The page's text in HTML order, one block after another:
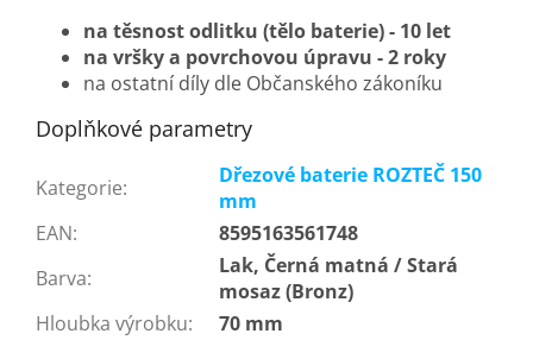
na těsnost odlitku (tělo baterie) - 10 let
na vršky a povrchovou úpravu - 2 roky
na ostatní díly dle Občanského zákoníku
Doplňkové parametry
Kategorie:
Dřezové baterie ROZTEČ 150
mm
EAN:
8595163561748
Barva:
Lak, Černá matná / Stará
mosaz (Bronz)
Hloubka výrobku:
70 mm